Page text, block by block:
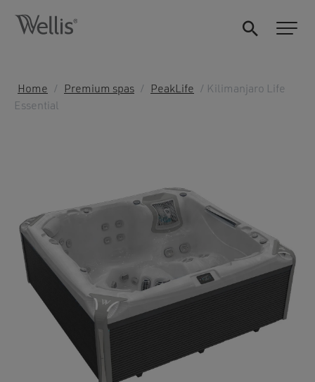
Home / Premium spas / PeakLife
/ Kilimanjaro Life
Essential